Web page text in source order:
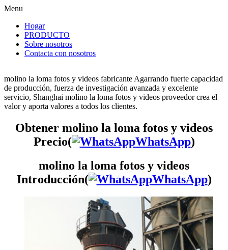
Menu
Hogar
PRODUCTO
Sobre nosotros
Contacta con nosotros
molino la loma fotos y videos fabricante Agarrando fuerte capacidad
de producción, fuerza de investigación avanzada y excelente
servicio, Shanghai molino la loma fotos y videos proveedor crea el
valor y aporta valores a todos los clientes.
Obtener molino la loma fotos y videos
Precio(
WhatsApp)
molino la loma fotos y videos
Introducción(
WhatsApp)